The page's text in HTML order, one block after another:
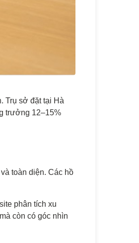
Trụ sở đặt tại Hà
trưởng 12–15%
toàn diện. Các hồ
phân tích xu
còn có góc nhìn